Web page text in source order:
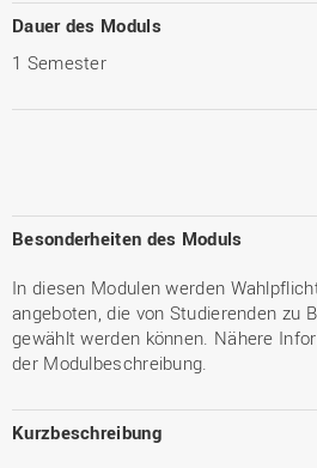
Dauer des Moduls
1 Semester
Besonderheiten des Moduls
In diesen Modulen werden
angeboten, die von Studierenden zu
gewählt werden können. Nähere
der Modulbeschreibung.
Kurzbeschreibung